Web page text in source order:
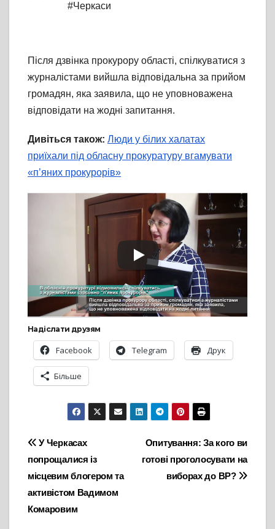
#Черкаси
Після дзвінка прокурору області, спілкуватися з
журналістами вийшла відповідальна за прийом
громадян, яка заявила, що не уповноважена
відповідати на жодні запитання.
Дивіться також: Люди у білих халатах
приїхали під обласну прокуратуру вгамувати
«п’яних прокурорів»
Надіслати друзям
Facebook Telegram Друк
Більше
Навігація
записів
Опитування: За кого ви
готові проголосувати на
виборах до ВР?
У Черкасах
попрощалися із
місцевим блогером та
активістом Вадимом
Комаровим